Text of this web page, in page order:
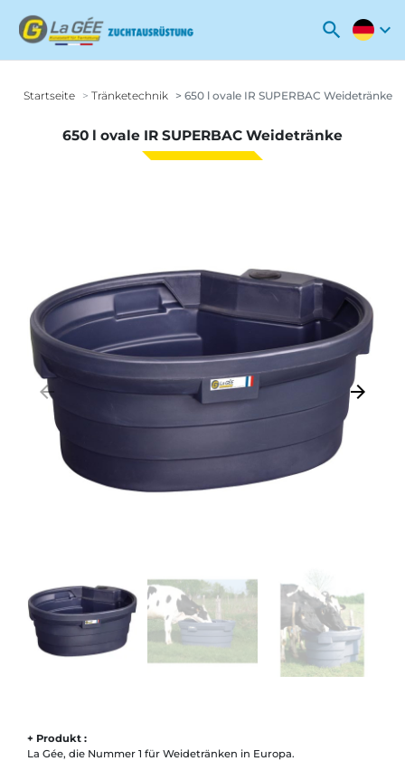
search expand_more
Startseite Tränketechnik 650 l ovale IR SUPERBAC Weidetränke
650 l ovale IR SUPERBAC Weidetränke
arrow_backward Weiter
arrow_forward
+ Produkt :
La Gée, die Nummer 1 für Weidetränken in Europa.